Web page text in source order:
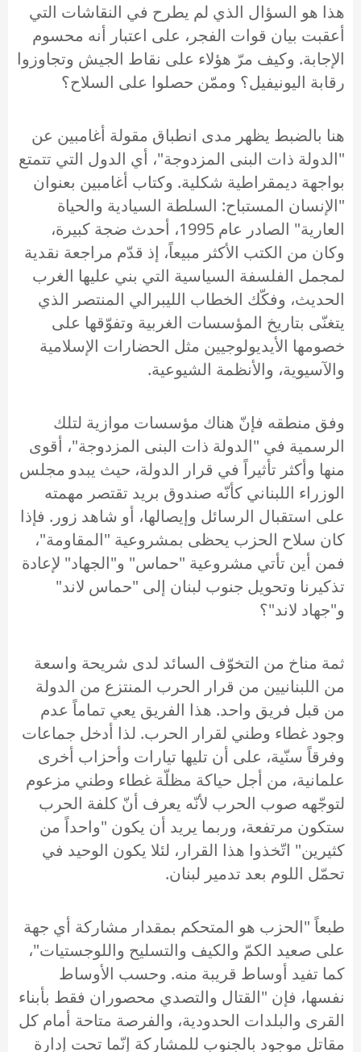
هذا هو السؤال الذي لم يطرح في النقاشات التي
أعقبت بيان قوات الفجر، على اعتبار أنه محسوم
الإجابة. وكيف مرّ هؤلاء على نقاط الجيش وتجاوزوا
رقابة اليونيفيل؟ وممّن حصلوا على السلاح؟
هنا بالضبط يظهر مدى انطباق مقولة أغامبين عن
"الدولة ذات البنى المزدوجة"، أي الدول التي تتمتع
بواجهة ديمقراطية شكلية. وكتاب أغامبين بعنوان
"الإنسان المستباح: السلطة السيادية والحياة
العارية" الصادر عام 1995، أحدث ضجة كبيرة،
وكان من الكتب الأكثر مبيعاً، إذ قدّم مراجعة نقدية
لمجمل الفلسفة السياسية التي بني عليها الغرب
الحديث، وفكّك الخطاب الليبرالي المنتصر الذي
يتغنّى بتاريخ المؤسسات الغربية وتفوّقها على
خصومها الأيديولوجيين مثل الحضارات الإسلامية
والآسيوية، والأنظمة الشيوعية.
وفق منطقه فإنّ هناك مؤسسات موازية لتلك
الرسمية في "الدولة ذات البنى المزدوجة"، أقوى
منها وأكثر تأثيراً في قرار الدولة، حيث يبدو مجلس
الوزراء اللبناني كأنّه صندوق بريد تقتصر مهمته
على استقبال الرسائل وإيصالها، أو شاهد زور. فإذا
كان سلاح الحزب يحظى بمشروعية "المقاومة"،
فمن أين تأتي مشروعية "حماس" و"الجهاد" لإعادة
تذكيرنا وتحويل جنوب لبنان إلى "حماس لاند"
و"جهاد لاند"؟
ثمة مناخ من التخوّف السائد لدى شريحة واسعة
من اللبنانيين من قرار الحرب المنتزع من الدولة
من قبل فريق واحد. هذا الفريق يعي تماماً عدم
وجود غطاء وطني لقرار الحرب. لذا أدخل جماعات
وفرقاً سنّية، على أن تليها تيارات وأحزاب أخرى
علمانية، من أجل حياكة مظلّة غطاء وطني مزعوم
لتوجّهه صوب الحرب لأنّه يعرف أنّ كلفة الحرب
ستكون مرتفعة، وربما يريد أن يكون "واحداً من
كثيرين" اتّخذوا هذا القرار، لئلا يكون الوحيد في
تحمّل اللوم بعد تدمير لبنان.
طبعاً "الحزب هو المتحكم بمقدار مشاركة أي جهة
على صعيد الكمّ والكيف والتسليح واللوجستيات"،
كما تفيد أوساط قريبة منه. وحسب الأوساط
نفسها، فإن "القتال والتصدي محصوران فقط بأبناء
القرى والبلدات الحدودية، والفرصة متاحة أمام كل
مقاتل موجود بالجنوب للمشاركة إنّما تحت إدارة